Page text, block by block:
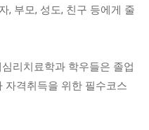
, 부모, 성도, 친구 등에게 줄
리치료학과 학우들은 졸업
자격취득을 위한 필수코스